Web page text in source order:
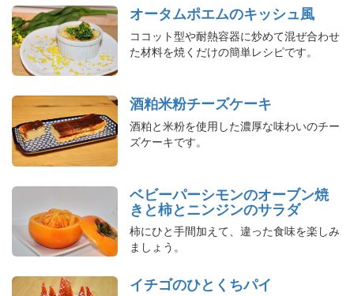
オータムポエムのキッシュ風
ココット型や耐熱容器に炒めて混ぜ合わせ
た材料を焼くだけの簡単レシピです。
酒粕米粉チーズケーキ
酒粕と米粉を使用した濃厚な味わいのチー
ズケーキです。
ベビーパーシモンのオーブン焼
きと柿とニンジンのサラダ
柿にひと手間加えて、違った食味を楽しみ
ましょう。
イチゴのひとくちパイ